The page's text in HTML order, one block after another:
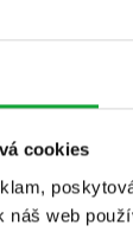
cookies
náš web